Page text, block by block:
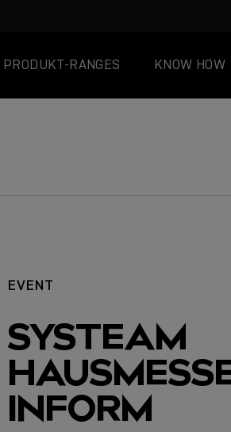
PRODUKT-RANGES KNOW HOW
EVENT
SYSTEAM
INFORM